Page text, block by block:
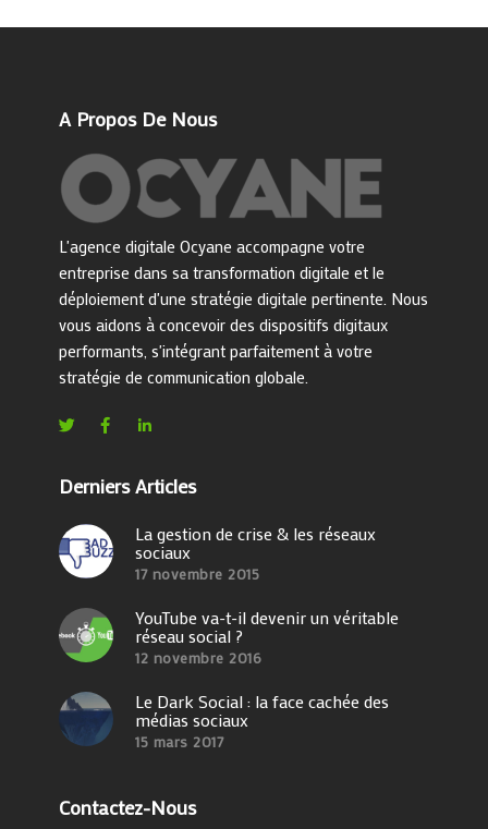
A Propos De Nous
L'agence digitale Ocyane accompagne votre
entreprise dans sa transformation digitale et le
déploiement d'une stratégie digitale pertinente. Nous
vous aidons à concevoir des dispositifs digitaux
performants, s'intégrant parfaitement à votre
stratégie de communication globale.
Derniers Articles
La gestion de crise & les réseaux
sociaux
17 novembre 2015
YouTube va-t-il devenir un véritable
réseau social ?
12 novembre 2016
Le Dark Social : la face cachée des
médias sociaux
15 mars 2017
Contactez-Nous